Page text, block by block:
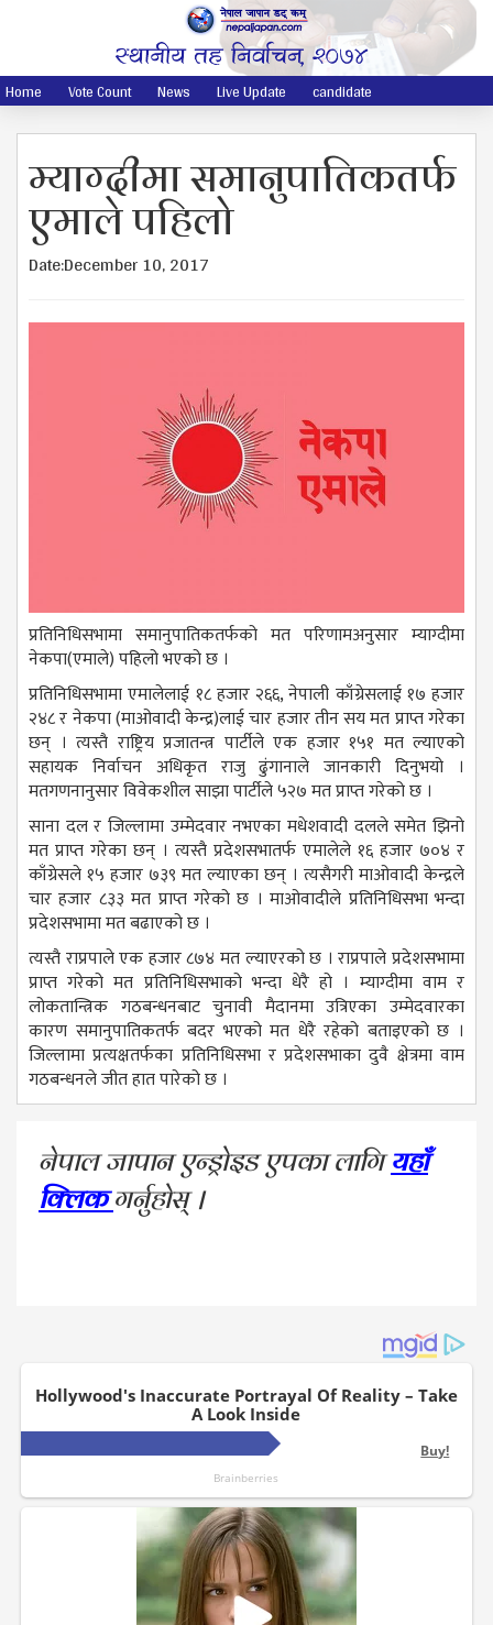
Home Vote Count News Live Update candidate
म्याग्दीमा समानुपातिकतर्फ
एमाले पहिलो
Date:December 10, 2017
प्रतिनिधिसभामा समानुपातिकतर्फको मत परिणामअनुसार म्याग्दीमा
नेकपा(एमाले) पहिलो भएको छ ।
प्रतिनिधिसभामा एमालेलाई १८ हजार २६६, नेपाली काँग्रेसलाई १७ हजार
२४८ र नेकपा (माओवादी केन्द्र)लाई चार हजार तीन सय मत प्राप्त गरेका
छन् । त्यस्तै राष्ट्रिय प्रजातन्त्र पार्टीले एक हजार १५१ मत ल्याएको
सहायक निर्वाचन अधिकृत राजु ढुंगानाले जानकारी दिनुभयो ।
मतगणनानुसार विवेकशील साझा पार्टीले ५२७ मत प्राप्त गरेको छ ।
साना दल र जिल्लामा उम्मेदवार नभएका मधेशवादी दलले समेत झिनो
मत प्राप्त गरेका छन् । त्यस्तै प्रदेशसभातर्फ एमालेले १६ हजार ७०४ र
काँग्रेसले १५ हजार ७३९ मत ल्याएका छन् । त्यसैगरी माओवादी केन्द्रले
चार हजार ८३३ मत प्राप्त गरेको छ । माओवादीले प्रतिनिधिसभा भन्दा
प्रदेशसभामा मत बढाएको छ ।
त्यस्तै राप्रपाले एक हजार ८७४ मत ल्याएरको छ । राप्रपाले प्रदेशसभामा
प्राप्त गरेको मत प्रतिनिधिसभाको भन्दा धेरै हो । म्याग्दीमा वाम र
लोकतान्त्रिक गठबन्धनबाट चुनावी मैदानमा उत्रिएका उम्मेदवारका
कारण समानुपातिकतर्फ बदर भएको मत धेरै रहेको बताइएको छ ।
जिल्लामा प्रत्यक्षतर्फका प्रतिनिधिसभा र प्रदेशसभाका दुवै क्षेत्रमा वाम
गठबन्धनले जीत हात पारेको छ ।
नेपाल जापान एन्ड्रोइड एपका लागियहाँ
क्लिकगर्नुहोस् ।